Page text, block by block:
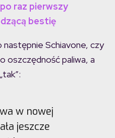
raz pierwszy
bestię
następnie Schiavone, czy
oszczędność paliwa, a
w nowej
jeszcze